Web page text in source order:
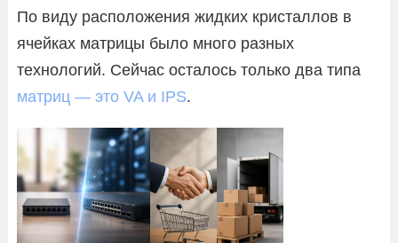
По виду расположения жидких кристаллов в
ячейках матрицы было много разных
технологий. Сейчас осталось только два типа
матриц — это VA и IPS.